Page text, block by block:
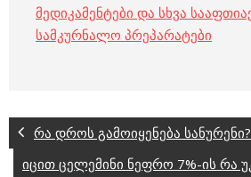
მედიკამენტები და სხვა
სამკურნალო პრეპარატები
რა დროს გამოიყენება სანურენი?
იცით ცელემინი ნეფრო 7%-ის რა